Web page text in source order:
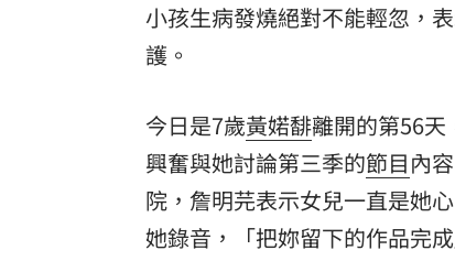
小孩生病發燒絕對不能輕忽，
護。
今日是7歲黃婼馡離開的第56
興奮與她討論第三季的節目內
院，詹明芫表示女兒一直是她
她錄音，「把妳留下的作品完成